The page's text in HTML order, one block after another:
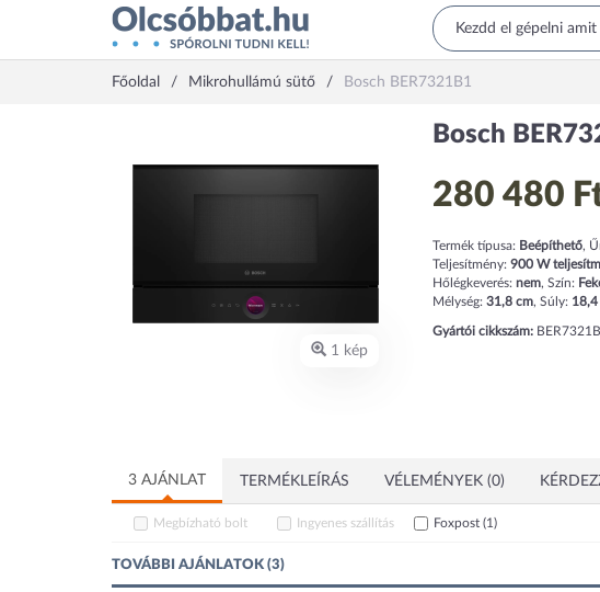
Főoldal Mikrohullámú sütő Bosch BER7321B1
1 kép
Bosch
280 480
Termék típusa: Beépíthető,
Teljesítmény: 900W
Hőlégkeverés: nem, Szín:
Mélység: 31,8 cm, Súly: 18,4
Gyártói cikkszám:
3 AJÁNLAT TERMÉKLEÍRÁS VÉLEMÉNYEK (0)
Megbízható bolt Ingyenes szállítás Foxpost (1)
TOVÁBBI AJÁNLATOK (3)